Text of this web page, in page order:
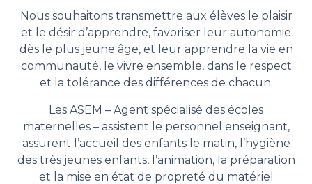
Nous souhaitons transmettre aux élèves le plaisir
et le désir d’apprendre, favoriser leur autonomie
dès le plus jeune âge, et leur apprendre la vie en
communauté, le vivre ensemble, dans le respect
et la tolérance des différences de chacun.
Les ASEM – Agent spécialisé des écoles
maternelles – assistent le personnel enseignant,
assurent l’accueil des enfants le matin, l’hygiène
des très jeunes enfants, l’animation, la préparation
et la mise en état de propreté du matériel